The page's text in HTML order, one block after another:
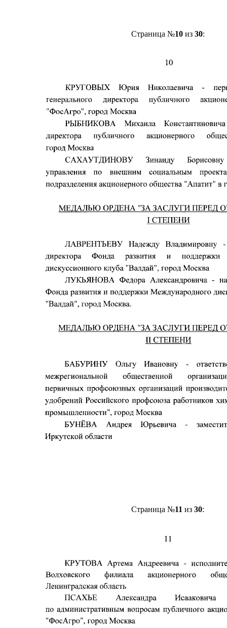
Страница №10из 30:
Страница №11 из 30: